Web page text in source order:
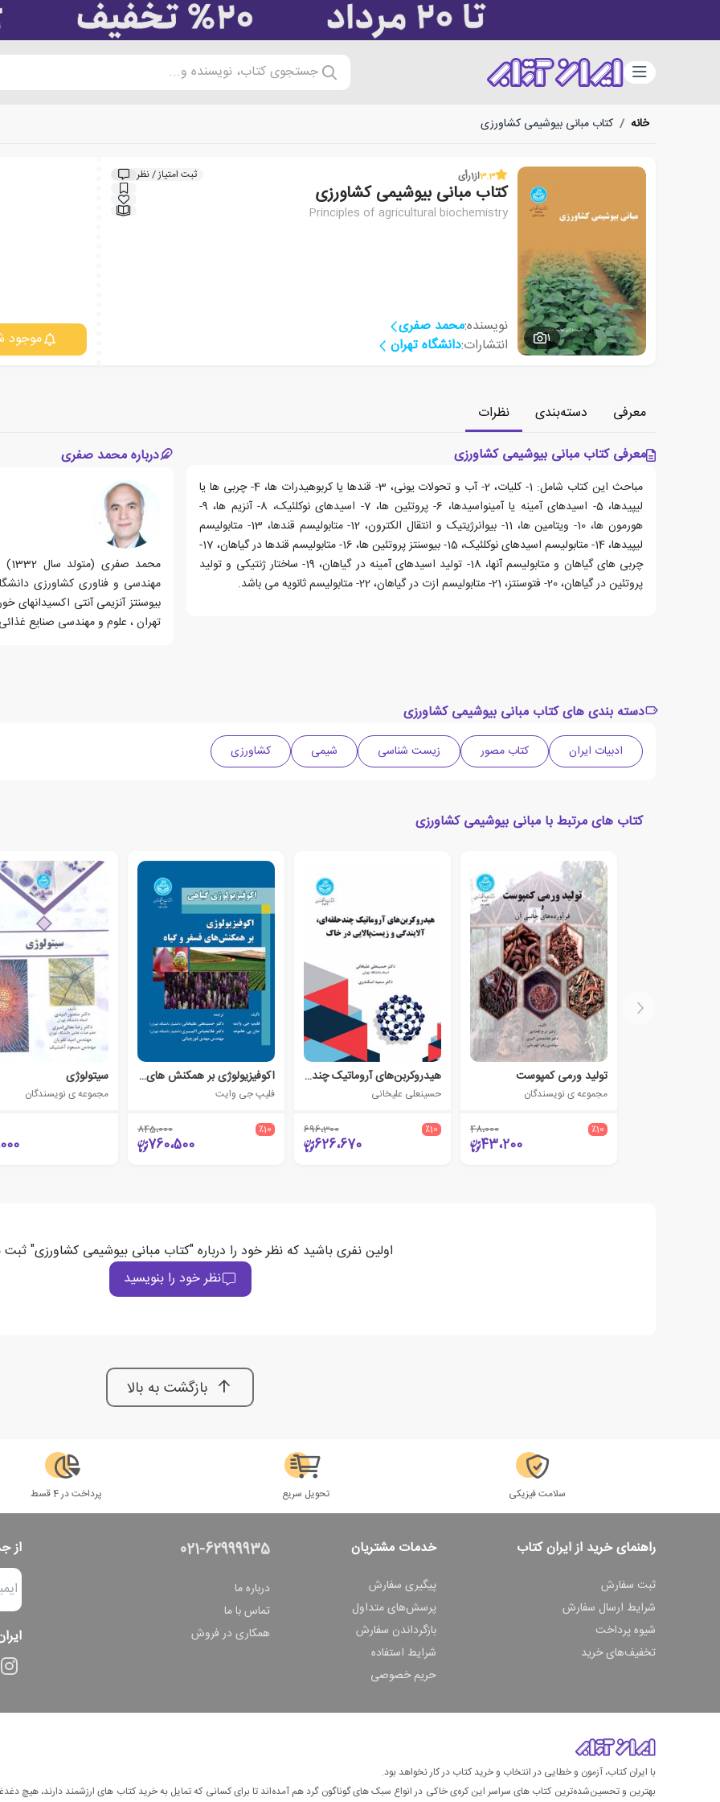
دسته‌بندی جستجوی کتاب، نویسنده و...
خانه / کتاب مبانی بیوشیمی کشاورزی
1
3.3از1رأی ثبت امتیاز / نظر
کتاب مبانی بیوشیمی کشاورزی
Principles of agricultural biochemistry
نویسنده:محمد صفری
انتشارات:دانشگاه تهران موجود
معرفی دسته‌بندی
نظرات
معرفی کتاب مبانی بیوشیمی کشاورزی
مباحث این کتاب شامل: 1- کلیات، 2- آب و تحولات یونی، 3- قندها یا کربوهیدرات ها، 4- چربی ها یا
لیپیدها، 5- اسیدهای آمینه یا آمینواسیدها، 6- پروتئین ها، 7- اسیدهای نوکلئیک، 8- آنزیم ها، 9-
هورمون ها، 10- ویتامین ها، 11- بیوانرژیتیک و انتقال الکترون، 12- متابولیسم قندها، 13- متابولیسم
لیپیدها، 14- متابولیسم اسیدهای نوکلئیک، 15- بیوسنتز پروتئین ها، 16- متابولیسم قندها در گیاهان، 17-
چربی های گیاهان و متابولیسم آنها، 18- تولید اسیدهای آمینه در گیاهان، 19- ساختار ژنتیکی و تولید
پروتئین در گیاهان، 20- فتوسنتز، 21- متابولیسم ازت در گیاهان، 22- متابولیسم ثانویه می باشد.
درباره محمد صفری
تهران ، علوم و مهندسی صنایع
دسته بندی های کتاب مبانی بیوشیمی کشاورزی
ادبیات ایران کتاب مصور زیست شناسی شیمی کشاورزی
کتاب های مرتبط با مبانی بیوشیمی کشاورزی
تولید ورمی کمپوست
مجموعه ی نویسندگان
٪10 48،000
43،200
هیدروکربن‌های آروماتیک چندحلقه‌ای
حسینعلی علیخانی
٪10 696،300
626،670
اکوفیزیولوژی بر همکنش های فسفر و گیاه
فلیپ جی وایت
٪10 845،000
760،500
سیتولوژی
مجموعه ی نویسندگان
اولین نفری باشید که نظر خود را درباره "کتاب مبانی بیوشیمی کشاورزی"
نظر خود را بنویسید
بازگشت به بالا
سلامت فیزیکی تحویل سریع پرداخت در 4 قسط
راهنمای خرید از ایران کتاب
ثبت سفارش
شرایط ارسال سفارش
شیوه پرداخت
تخفیف‌های خرید
خدمات مشتریان
پیگیری سفارش
پرسش‌های متداول
بازگرداندن سفارش
شرایط استفاده
حریم خصوصی
021-62999935
درباره ما
تماس با ما
همکاری در فروش
از
با ایران کتاب، آزمون و خطایی در انتخاب و خرید کتاب در کار نخواهد بود.
بهترین و تحسین‌شده‌ترین کتاب‌ های سراسر این کره‌ی خاکی در انواع سبک های گوناگون گرد هم آمده‌اند تا برای کسانی که تمایل به خرید کتاب های ارزشمند دارند، هیچ